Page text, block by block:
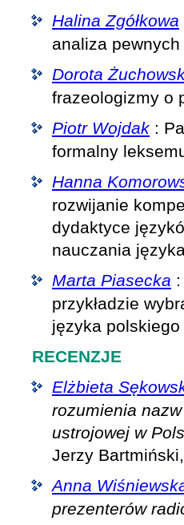
Halina Zgółkowa
analiza
Dorota
frazeologizmy o
Piotr Wojdak :
formalny
Hanna
rozwijanie
dydaktyce
nauczania
Marta Piasecka
przykładzie
języka
RECENZJE
Elżbieta
rozumienia
ustrojowej w
Jerzy
Anna
prezenterów